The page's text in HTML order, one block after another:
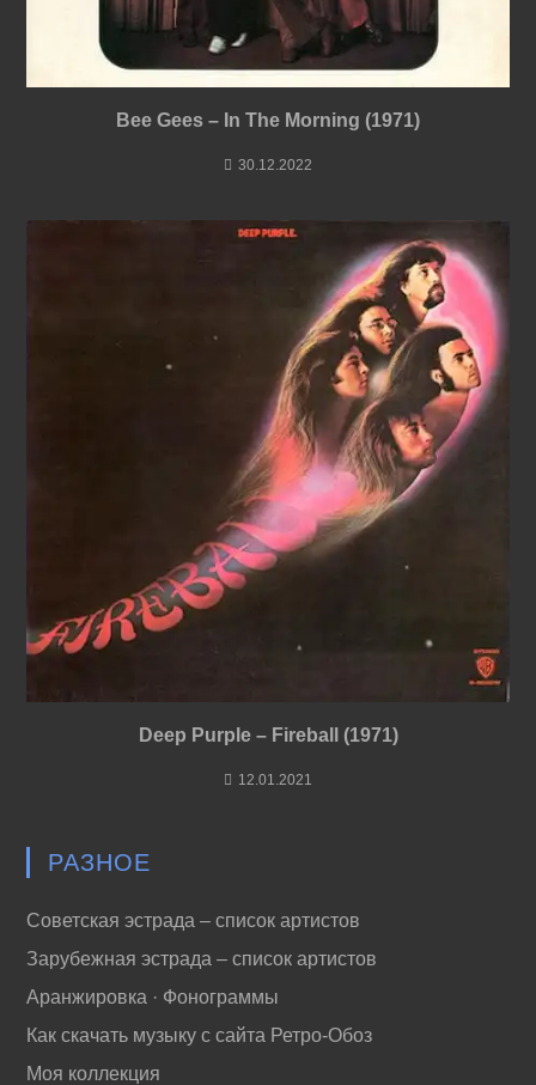
Bee Gees – In The Morning (1971)
30.12.2022
Deep Purple – Fireball (1971)
12.01.2021
РАЗНОЕ
Советская эстрада – список артистов
Зарубежная эстрада – список артистов
Аранжировка · Фонограммы
Как скачать музыку с сайта Ретро-Обоз
Моя коллекция